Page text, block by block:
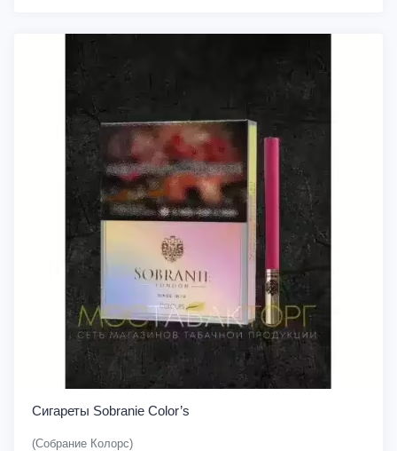
Сигареты Sobranie Color’s
(Собрание Колорс)